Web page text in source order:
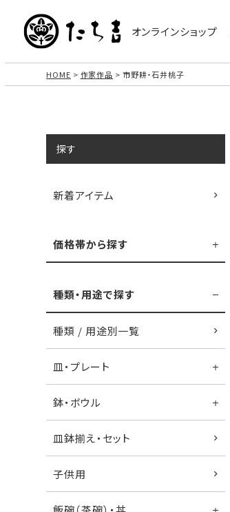
オンラインショップ
HOME 作家作品 市野耕・石井桃子
探す
新着アイテム
価格帯から探す
種類・用途で探す
種類 / 用途別一覧
皿・プレート
鉢・ボウル
皿鉢揃え・セット
子供用